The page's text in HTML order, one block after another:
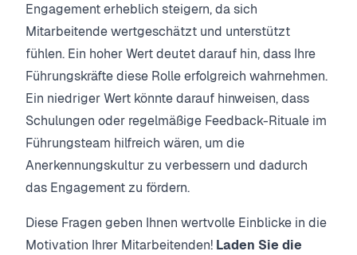
Engagement erheblich steigern, da sich
Mitarbeitende wertgeschätzt und unterstützt
fühlen. Ein hoher Wert deutet darauf hin, dass Ihre
Führungskräfte diese Rolle erfolgreich wahrnehmen.
Ein niedriger Wert könnte darauf hinweisen, dass
Schulungen oder regelmäßige Feedback-Rituale im
Führungsteam hilfreich wären, um die
Anerkennungskultur zu verbessern und dadurch
das Engagement zu fördern.
Diese Fragen geben Ihnen wertvolle Einblicke in die
Motivation Ihrer Mitarbeitenden! Laden Sie die